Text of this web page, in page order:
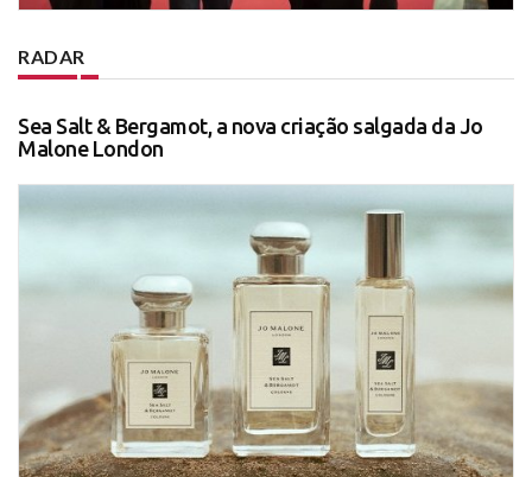
RADAR
Sea Salt & Bergamot, a nova criação salgada da Jo
Malone London